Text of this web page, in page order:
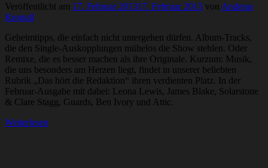
Veröffentlicht am 17. Februar 201317. Februar 2013 von Andreas
Krogull
Geheimtipps, die einfach nicht untergehen dürfen. Album-Tracks,
die den Single-Auskopplungen mühelos die Show stehlen. Oder
Remixe, die es besser machen als ihre Originale. Kurzum: Musik,
die uns besonders am Herzen liegt, findet in unserer beliebten
Rubrik „Das hört die Redaktion“ ihren verdienten Platz. In der
Februar-Ausgabe mit dabei: Leona Lewis, James Blake, Solarstone
& Clare Stagg, Guards, Ben Ivory und Attic.
Weiterlesen